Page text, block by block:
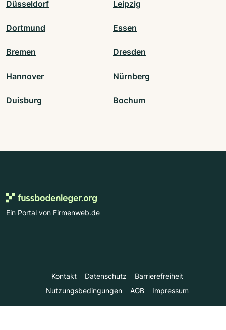
Düsseldorf Leipzig
Dortmund Essen
Bremen Dresden
Hannover Nürnberg
Duisburg Bochum
Ein Portal von Firmenweb.de
Kontakt Datenschutz
Barrierefreiheit
Nutzungsbedingungen
AGB Impressum